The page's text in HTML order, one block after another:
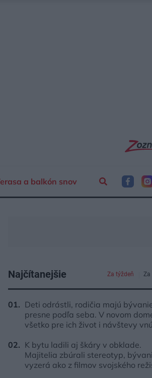
a balkón snov
Najčítanejšie Za týždeň Za
Deti odrástli, rodičia majú
presne podľa seba. V novom
všetko pre ich život i návštevy
K bytu ladili aj škáry v obklade.
Majitelia zbúrali stereotyp,
vyzerá ako z filmov svojského